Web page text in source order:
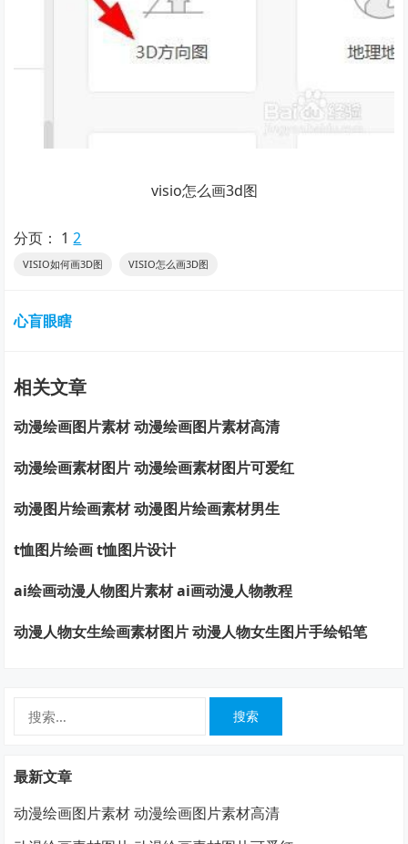
visio怎么画3d图
分页： 1 2
VISIO如何画3D图 VISIO怎么画3D图
心盲眼瞎
相关文章
动漫绘画图片素材 动漫绘画图片素材高清
动漫绘画素材图片 动漫绘画素材图片可爱红
动漫图片绘画素材 动漫图片绘画素材男生
t恤图片绘画 t恤图片设计
ai绘画动漫人物图片素材 ai画动漫人物教程
动漫人物女生绘画素材图片 动漫人物女生图片手绘铅笔
最新文章
动漫绘画图片素材 动漫绘画图片素材高清